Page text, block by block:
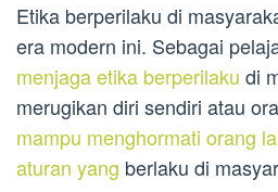
Etika berperilaku di
era modern ini. Sebagai
menjaga etika berperilaku di
merugikan diri sendiri atau
mampu menghormati orang
aturan yang berlaku di